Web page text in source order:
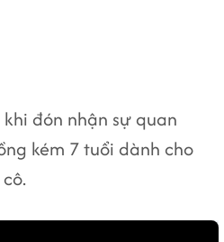
đón nhận sự quan
kém 7 tuổi dành cho